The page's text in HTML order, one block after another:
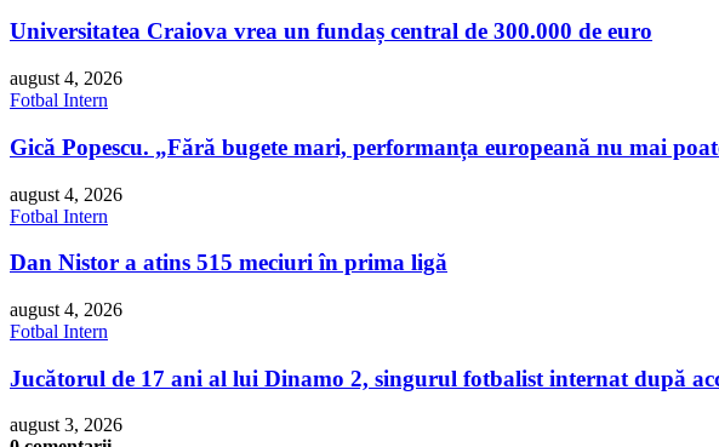
Universitatea Craiova vrea un fundaș central de 300.000 de euro
august 4, 2026
Fotbal Intern
Gică Popescu. „Fără bugete mari, performanța europeană nu mai
august 4, 2026
Fotbal Intern
Dan Nistor a atins 515 meciuri în prima ligă
august 4, 2026
Fotbal Intern
Jucătorul de 17 ani al lui Dinamo 2, singurul fotbalist internat după
august 3, 2026